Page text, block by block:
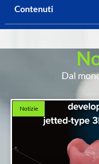
Contenuti
Dal
Notizie